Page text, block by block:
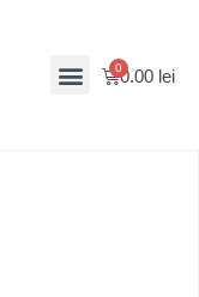
0.00 lei